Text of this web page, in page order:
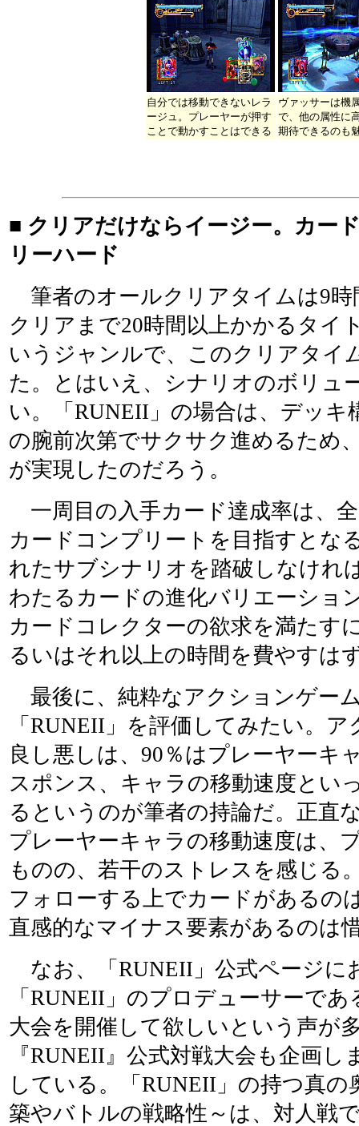
自分では移動できないレラ
ージュ。プレーヤーが押す
ことで動かすことはできる
ヴァッサーは機
で、他の属性に
期待できるのも
■ クリアだけならイージー。カー
リーハード
筆者のオールクリアタイムは9時
クリアまで20時間以上かかるタイ
いうジャンルで、このクリアタイ
た。とはいえ、シナリオのボリュ
い。「RUNEII」の場合は、デッキ
の腕前次第でサクサク進めるため
が実現したのだろう。
一周目の入手カード達成率は、
カードコンプリートを目指すとな
れたサブシナリオを踏破しなけれ
わたるカードの進化バリエーショ
カードコレクターの欲求を満たす
るいはそれ以上の時間を費やすは
最後に、純粋なアクションゲー
「RUNEII」を評価してみたい。
良し悪しは、90％はプレーヤーキ
スポンス、キャラの移動速度とい
るというのが筆者の持論だ。正直
プレーヤーキャラの移動速度は、
ものの、若干のストレスを感じる
フォローする上でカードがあるの
直感的なマイナス要素があるのは
なお、「RUNEII」公式ページに
「RUNEII」のプロデューサーで
大会を開催して欲しいという声が
『RUNEII』公式対戦大会も企画
している。「RUNEII」の持つ真の
築やバトルの戦略性～は、対人戦